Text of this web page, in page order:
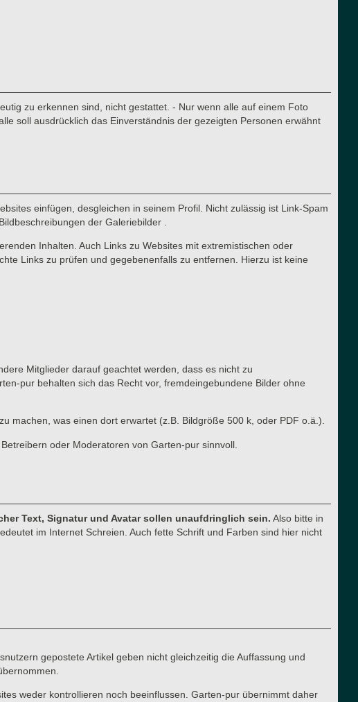
zu erkennen sind, nicht gestattet. - Nur wenn alle auf einem Foto
soll ausdrücklich das Einverständnis der gezeigten Personen erwähnt
einfügen, desgleichen in seinem Profil. Nicht zulässig ist Link-Spam
der Galeriebilder .
Inhalten. Auch Links zu Websites mit extremistischen oder
Links zu prüfen und gegebenenfalls zu entfernen. Hierzu ist keine
Mitglieder darauf geachtet werden, dass es nicht zu
pur behalten sich das Recht vor, fremdeingebundene Bilder ohne
machen, was einen dort erwartet (z.B. Bildgröße 500 k, oder PDF o.ä.).
oder Moderatoren von Garten-pur sinnvoll.
Text, Signatur und Avatar sollen unaufdringlich sein. Also bitte in
im Internet Schreien. Auch fette Schrift und Farben sind hier nicht
gepostete Artikel geben nicht gleichzeitig die Auffassung und
weder kontrollieren noch beeinflussen. Garten-pur übernimmt daher